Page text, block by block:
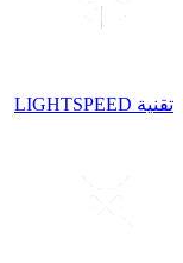
تقنية LIGHTSPEED